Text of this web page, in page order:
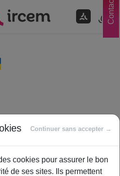
Contacts
Continuer sans accepter →
cookies pour assurer le bon
de ses sites. Ils permettent